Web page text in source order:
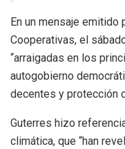
En un mensaje
Cooperativas, el
“arraigadas en los
autogobierno
decentes y protección
Guterres hizo
climática, que “han